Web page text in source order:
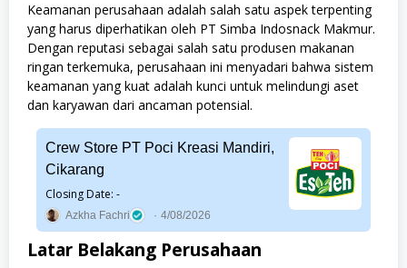
Keamanan perusahaan adalah salah satu aspek terpenting
yang harus diperhatikan oleh PT Simba Indosnack Makmur.
Dengan reputasi sebagai salah satu produsen makanan
ringan terkemuka, perusahaan ini menyadari bahwa sistem
keamanan yang kuat adalah kunci untuk melindungi aset
dan karyawan dari ancaman potensial.
Crew Store PT Poci Kreasi Mandiri,
Cikarang
Closing Date: -
Azkha Fachri 4/08/2026
Latar Belakang Perusahaan